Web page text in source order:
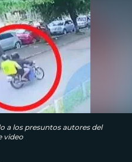
a los presuntos autores del
video